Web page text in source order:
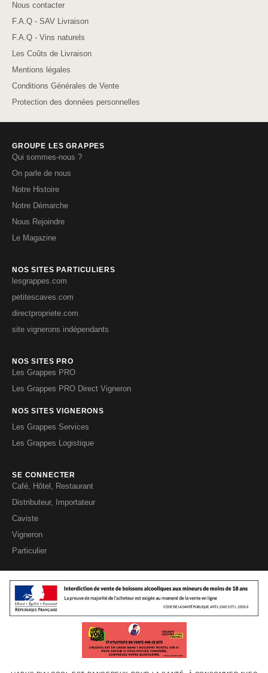
Nous contacter
F.A.Q - SAV Livraison
F.A.Q - Vins naturels
Les Coûts de Livraison
Mentions légales
Conditions Générales de Vente
Protection des données personnelles
GROUPE LES GRAPPES
Qui sommes-nous ?
On parle de nous
Notre Histoire
Notre Démarche
Nous Rejoindre
Le Magazine
NOS SITES PARTICULIERS
lesgrappes.com
petitescaves.com
directpropriete.com
site vignerons indépendants
NOS SITES PRO
Les Grappes PRO
Les Grappes PRO Direct Vigneron
NOS SITES VIGNERONS
Les Grappes Services
Les Grappes Logistique
SE CONNECTER
Café, Hôtel, Restaurant
Distributeur, Importateur
Caviste
Vigneron
Particulier